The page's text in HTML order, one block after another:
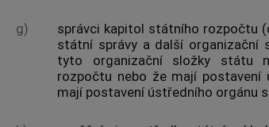
g)
správci kapitol státního rozpočtu
státní správy a další organizační
tyto organizační složky státu
rozpočtu nebo že mají
mají postavení ústředního orgánu